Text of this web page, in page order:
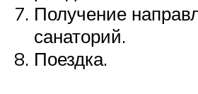
Получение
санаторий.
Поездка.